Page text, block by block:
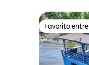
Favorito
Favorito